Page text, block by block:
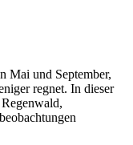
Mai und September,
regnet. In dieser